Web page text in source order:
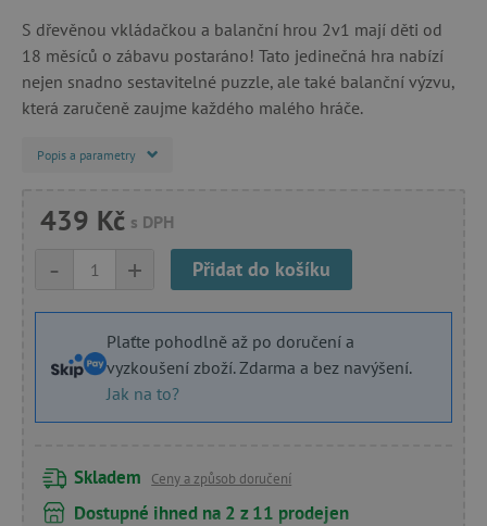
S dřevěnou vkládačkou a balanční hrou 2v1 mají děti od
18 měsíců o zábavu postaráno! Tato jedinečná hra nabízí
nejen snadno sestavitelné puzzle, ale také balanční výzvu,
která zaručeně zaujme každého malého hráče.
Popis a parametry
439 Kč s DPH
+
- Přidat do košíku
Plaťte pohodlně až po doručení a
vyzkoušení zboží. Zdarma a bez navýšení.
Jak na to?
Skladem Ceny a způsob doručení
Dostupné ihned na 2 z 11 prodejen